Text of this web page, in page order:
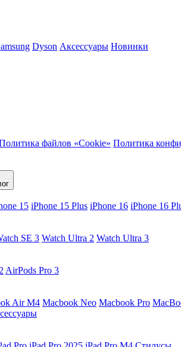
Dyson Аксессуары Новинки
файлов «Cookie» Политика
15 iPhone 15 Plus iPhone 16 iPhone 16
SE 3 Watch Ultra 2 Watch Ultra 3
AirPods Pro 3
Air М4 Macbook Neo Macbook Pro